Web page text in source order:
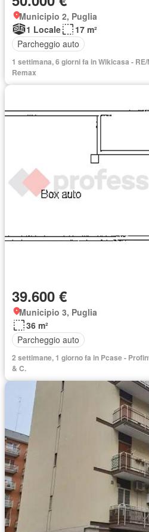
Municipio 2, Puglia
1 Locale
17 m²
Parcheggio auto
1 settimana, 6 giorni fa in Wikicasa -
Remax
39.600 €
Municipio 3, Puglia
36 m²
Parcheggio auto
2 settimane, 1 giorno fa in Pcase -
& C.